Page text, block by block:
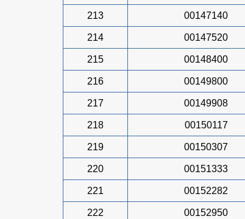
213 00147140
214 00147520
215 00148400
216 00149800
217 00149908
218 00150117
219 00150307
220 00151333
221 00152282
222 00152950